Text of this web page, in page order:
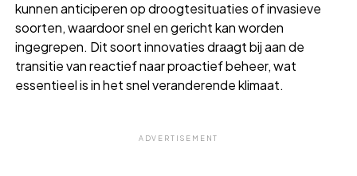
kunnen anticiperen op droogtesituaties of invasieve
soorten, waardoor snel en gericht kan worden
ingegrepen. Dit soort innovaties draagt bij aan de
transitie van reactief naar proactief beheer, wat
essentieel is in het snel veranderende klimaat.
ADVERTISEMENT